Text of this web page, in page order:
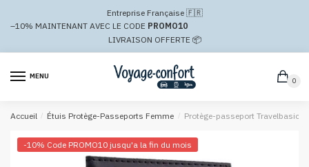
navigation
Entreprise Française 🇫🇷
–10% MAINTENANT AVEC LE CODE PROMO10
LIVRAISON OFFERTE 📦
MENU
0
Accueil / Étuis Protège-Passeports Femme / Protège-passeport Travelbasics
-10% Code PROMO10 jusqu'a la fin du mois